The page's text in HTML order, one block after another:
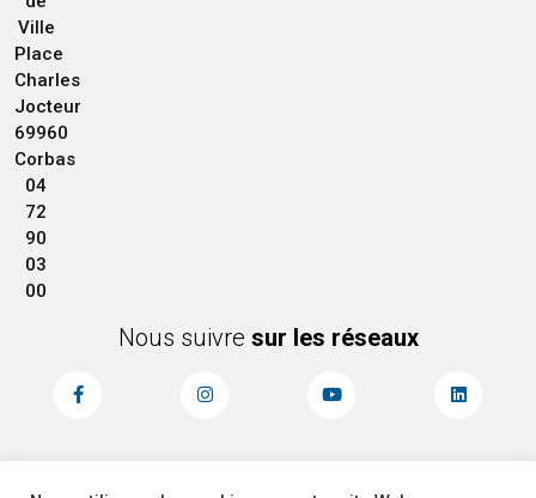
Ville
Place
Charles
Jocteur
69960
Corbas
04
72
90
03
00
Nous suivre sur les réseaux